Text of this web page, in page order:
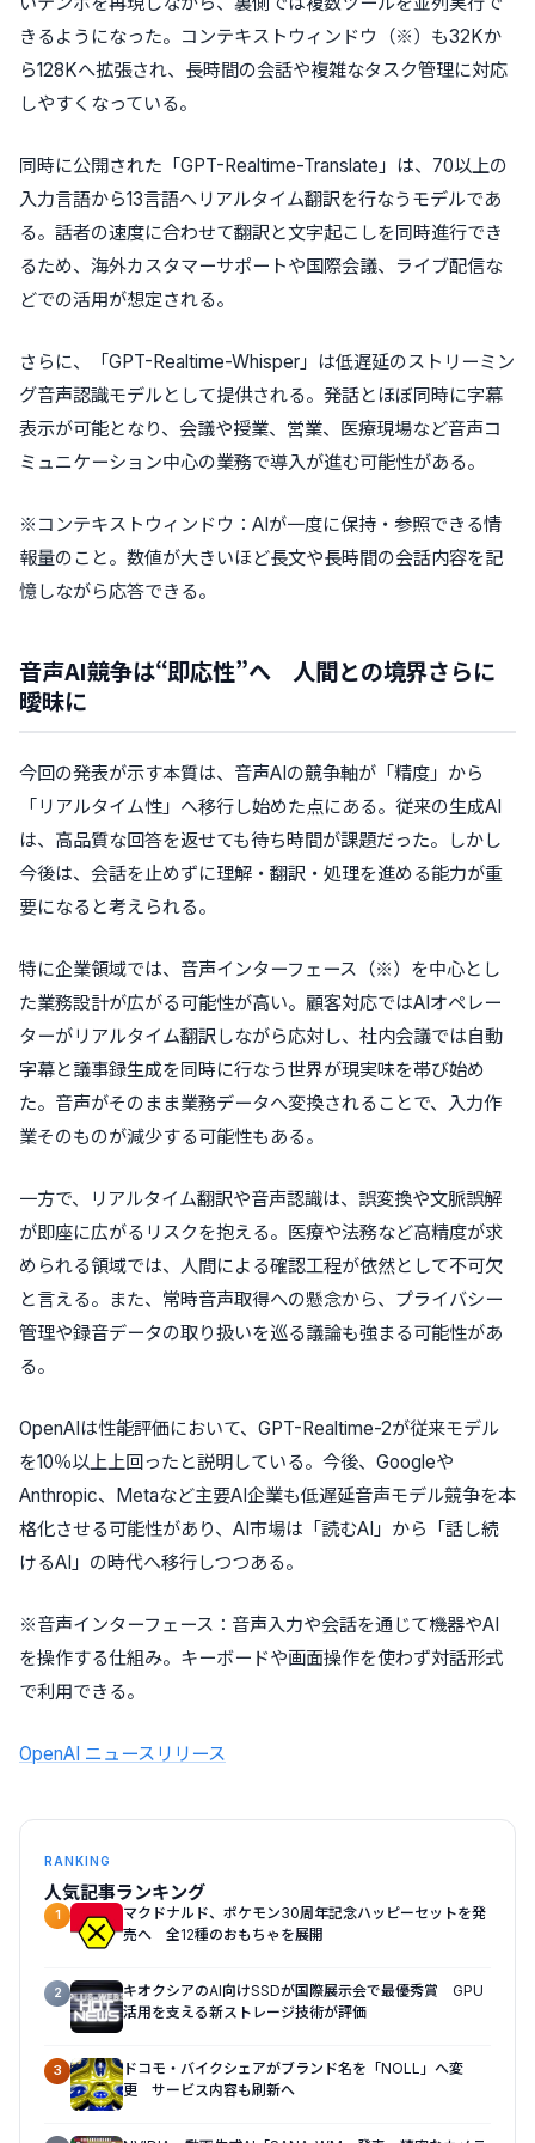
きるようになった。コンテキストウィンドウ（※）も32Kか
ら128Kへ拡張され、長時間の会話や複雑なタスク管理に対応
しやすくなっている。
同時に公開された「GPT-Realtime-Translate」は、70以上の
入力言語から13言語へリアルタイム翻訳を行なうモデルであ
る。話者の速度に合わせて翻訳と文字起こしを同時進行でき
るため、海外カスタマーサポートや国際会議、ライブ配信な
どでの活用が想定される。
さらに、「GPT-Realtime-Whisper」は低遅延のストリーミン
グ音声認識モデルとして提供される。発話とほぼ同時に字幕
表示が可能となり、会議や授業、営業、医療現場など音声コ
ミュニケーション中心の業務で導入が進む可能性がある。
※コンテキストウィンドウ：AIが一度に保持・参照できる情
報量のこと。数値が大きいほど長文や長時間の会話内容を記
憶しながら応答できる。
音声AI競争は“即応性”へ 人間との境界さらに
曖昧に
今回の発表が示す本質は、音声AIの競争軸が「精度」から
「リアルタイム性」へ移行し始めた点にある。従来の生成AI
は、高品質な回答を返せても待ち時間が課題だった。しかし
今後は、会話を止めずに理解・翻訳・処理を進める能力が重
要になると考えられる。
特に企業領域では、音声インターフェース（※）を中心とし
た業務設計が広がる可能性が高い。顧客対応ではAIオペレー
ターがリアルタイム翻訳しながら応対し、社内会議では自動
字幕と議事録生成を同時に行なう世界が現実味を帯び始め
た。音声がそのまま業務データへ変換されることで、入力作
業そのものが減少する可能性もある。
一方で、リアルタイム翻訳や音声認識は、誤変換や文脈誤解
が即座に広がるリスクを抱える。医療や法務など高精度が求
められる領域では、人間による確認工程が依然として不可欠
と言える。また、常時音声取得への懸念から、プライバシー
管理や録音データの取り扱いを巡る議論も強まる可能性があ
る。
OpenAIは性能評価において、GPT-Realtime-2が従来モデル
を10％以上上回ったと説明している。今後、Googleや
Anthropic、Metaなど主要AI企業も低遅延音声モデル競争を本
格化させる可能性があり、AI市場は「読むAI」から「話し続
けるAI」の時代へ移行しつつある。
※音声インターフェース：音声入力や会話を通じて機器やAI
を操作する仕組み。キーボードや画面操作を使わず対話形式
で利用できる。
OpenAI ニュースリリース
RANKING
人気記事ランキング
1
マクドナルド、ポケモン30周年記念ハッピーセットを発
売へ 全12種のおもちゃを展開
2
キオクシアのAI向けSSDが国際展示会で最優秀賞 GPU
活用を支える新ストレージ技術が評価
3
ドコモ・バイクシェアがブランド名を「NOLL」へ変
更 サービス内容も刷新へ